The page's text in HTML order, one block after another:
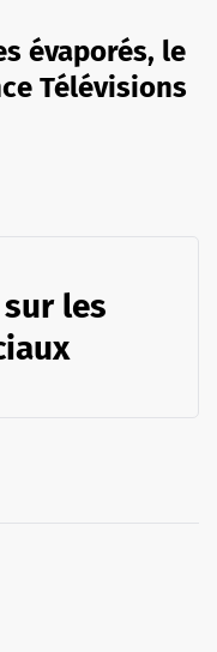
évaporés, le
Télévisions
les